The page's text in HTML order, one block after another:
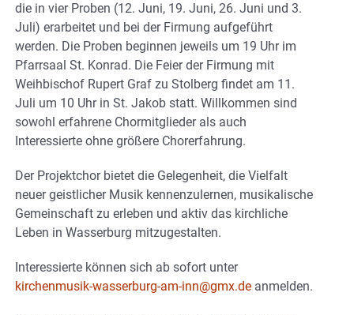
die in vier Proben (12. Juni, 19. Juni, 26. Juni und 3.
Juli) erarbeitet und bei der Firmung aufgeführt
werden. Die Proben beginnen jeweils um 19 Uhr im
Pfarrsaal St. Konrad. Die Feier der Firmung mit
Weihbischof Rupert Graf zu Stolberg findet am 11.
Juli um 10 Uhr in St. Jakob statt. Willkommen sind
sowohl erfahrene Chormitglieder als auch
Interessierte ohne größere Chorerfahrung.
Der Projektchor bietet die Gelegenheit, die Vielfalt
neuer geistlicher Musik kennenzulernen, musikalische
Gemeinschaft zu erleben und aktiv das kirchliche
Leben in Wasserburg mitzugestalten.
Interessierte können sich ab sofort unter
kirchenmusik-wasserburg-am-inn@gmx.de anmelden.